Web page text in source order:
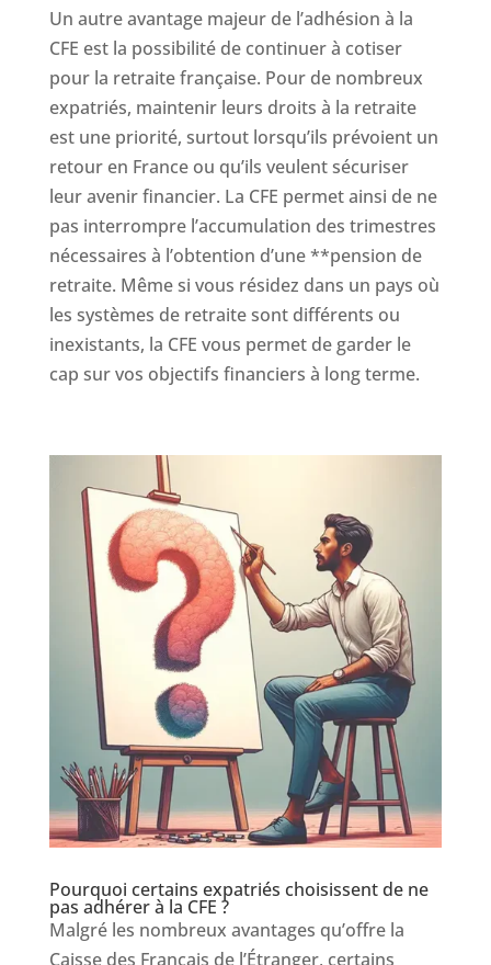
Un autre avantage majeur de l’adhésion à la
CFE est la possibilité de continuer à cotiser
pour la retraite française. Pour de nombreux
expatriés, maintenir leurs droits à la retraite
est une priorité, surtout lorsqu’ils prévoient un
retour en France ou qu’ils veulent sécuriser
leur avenir financier. La CFE permet ainsi de ne
pas interrompre l’accumulation des trimestres
nécessaires à l’obtention d’une **pension de
retraite. Même si vous résidez dans un pays où
les systèmes de retraite sont différents ou
inexistants, la CFE vous permet de garder le
cap sur vos objectifs financiers à long terme.
Pourquoi certains expatriés choisissent de ne
pas adhérer à la CFE ?
Malgré les nombreux avantages qu’offre la
Caisse des Français de l’Étranger, certains